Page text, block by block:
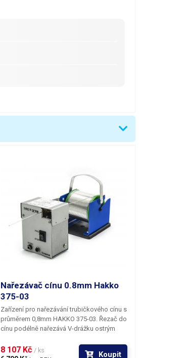
Nařezávač cínu 0.8mm Hakko
375-03
Zařízení pro nařezávání trubičkového cínu s
průměrem 0,8mm HAKKO 375-03.Řezač do
cínu podélně nařezává V-drážku ostrým
pohonu, který odvíjí cín z cívky. Díky
8 107 Kč / ks Koupit